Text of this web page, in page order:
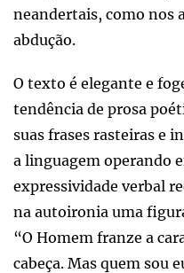
neandertais, como nos
abdução.
O texto é elegante e
tendência de prosa
suas frases rasteiras e
a linguagem operando
expressividade verbal
na autoironia uma
“O Homem franze a
cabeça. Mas quem sou